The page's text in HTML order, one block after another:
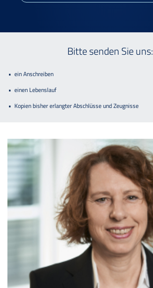
Bitte senden Sie uns:
ein Anschreiben
einen Lebenslauf
Kopien bisher erlangter Abschlüsse und Zeugnisse